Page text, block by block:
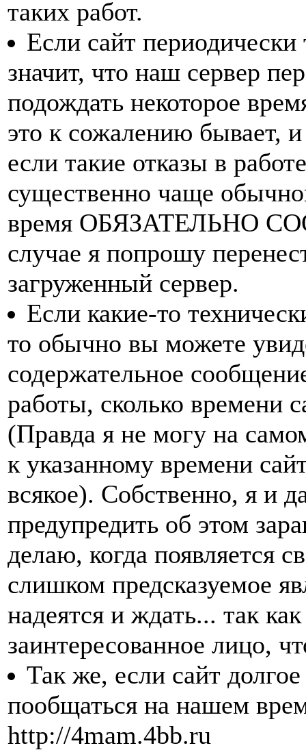
таких работ.
Если сайт периодически
значит, что наш сервер
подождать некоторое
это к сожалению бывает,
если такие отказы в
существенно чаще
время ОБЯЗАТЕЛЬНО
случае я попрошу
загруженный сервер.
Если какие-то
то обычно вы можете
содержательное
работы, сколько времени
(Правда я не могу на
к указанному времени
всякое). Собственно, я и
предупредить об этом
делаю, когда появляется
слишком предсказуемое
надеятся и ждать... так
заинтересованное лицо,
Так же, если сайт
пообщаться на нашем
http://4mam.4bb.ru